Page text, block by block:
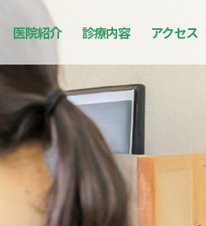
医院紹介 診療内容 アクセス